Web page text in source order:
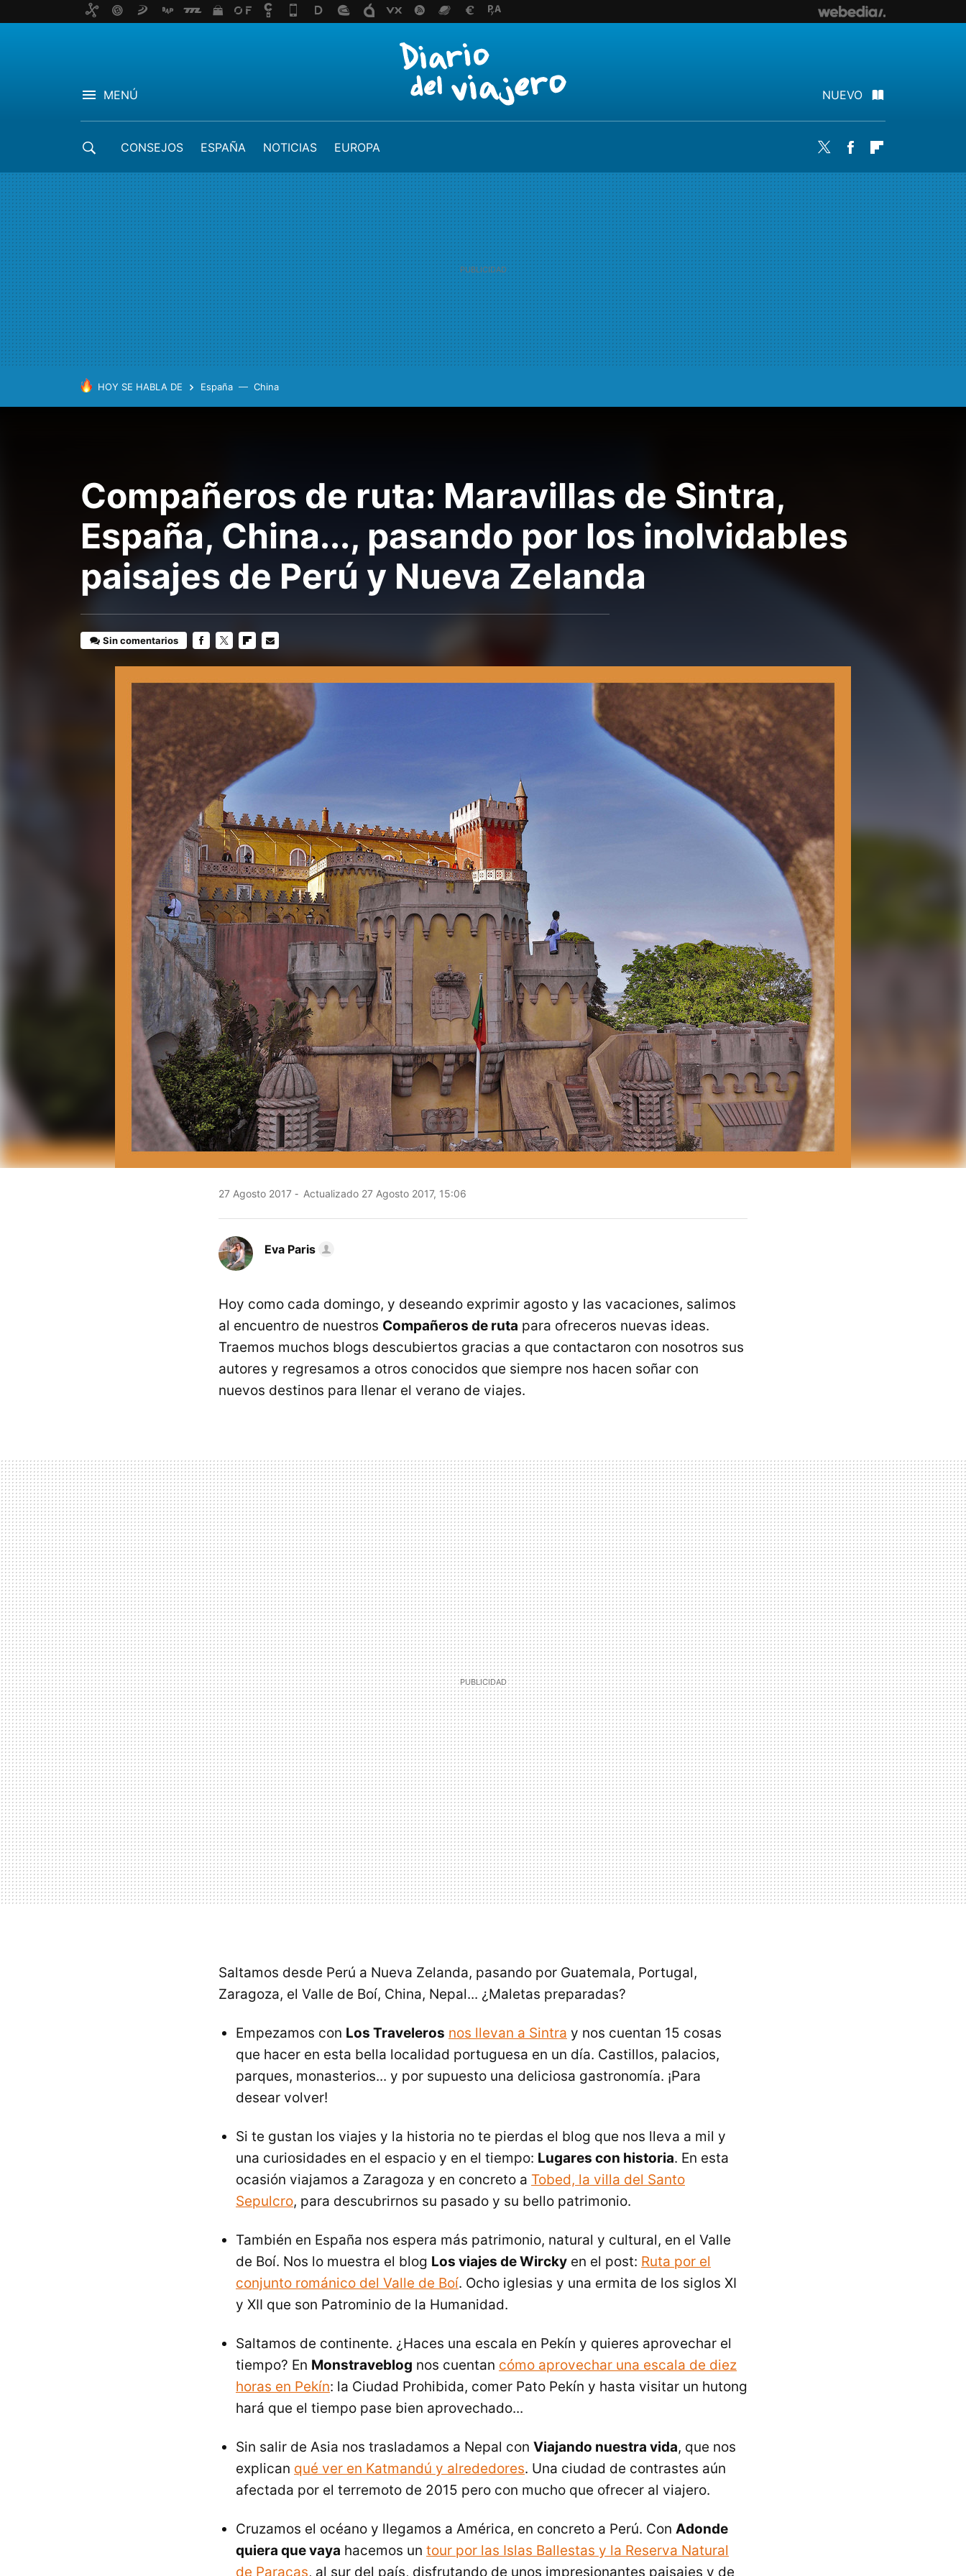
MENÚ NUEVO
CONSEJOS ESPAÑA NOTICIAS EUROPA Twitter Facebook
HOY SE HABLA DE España China
Compañeros de ruta: Maravillas de Sintra,
España, China..., pasando por los inolvidables
paisajes de Perú y Nueva Zelanda
Sin comentarios
27 Agosto 2017 Actualizado 27 Agosto 2017, 15:06
Eva Paris
Hoy como cada domingo, y deseando exprimir agosto y las vacaciones, salimos
al encuentro de nuestros Compañeros de ruta para ofreceros nuevas ideas.
Traemos muchos blogs descubiertos gracias a que contactaron con nosotros sus
autores y regresamos a otros conocidos que siempre nos hacen soñar con
nuevos destinos para llenar el verano de viajes.
Saltamos desde Perú a Nueva Zelanda, pasando por Guatemala, Portugal,
Zaragoza, el Valle de Boí, China, Nepal... ¿Maletas preparadas?
Empezamos con Los Traveleros nos llevan a Sintra y nos cuentan 15 cosas
que hacer en esta bella localidad portuguesa en un día. Castillos, palacios,
parques, monasterios... y por supuesto una deliciosa gastronomía. ¡Para
desear volver!
Si te gustan los viajes y la historia no te pierdas el blog que nos lleva a mil y
una curiosidades en el espacio y en el tiempo: Lugares con historia. En esta
ocasión viajamos a Zaragoza y en concreto a Tobed, la villa del Santo
Sepulcro, para descubrirnos su pasado y su bello patrimonio.
También en España nos espera más patrimonio, natural y cultural, en el Valle
de Boí. Nos lo muestra el blog Los viajes de Wircky en el post: Ruta por el
conjunto románico del Valle de Boí. Ocho iglesias y una ermita de los siglos XI
y XII que son Patrominio de la Humanidad.
Saltamos de continente. ¿Haces una escala en Pekín y quieres aprovechar el
tiempo? En Monstraveblog nos cuentan cómo aprovechar una escala de diez
horas en Pekín: la Ciudad Prohibida, comer Pato Pekín y hasta visitar un hutong
hará que el tiempo pase bien aprovechado...
Sin salir de Asia nos trasladamos a Nepal con Viajando nuestra vida, que nos
explican qué ver en Katmandú y alrededores. Una ciudad de contrastes aún
afectada por el terremoto de 2015 pero con mucho que ofrecer al viajero.
Cruzamos el océano y llegamos a América, en concreto a Perú. Con Adonde
quiera que vaya hacemos un tour por las Islas Ballestas y la Reserva Natural
de Paracas, al sur del país, disfrutando de unos impresionantes paisajes y de